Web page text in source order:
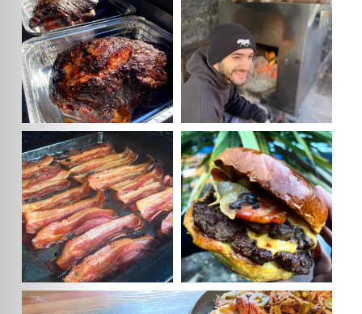
#pulledpork esperando su baño de
sidra natural...
Abr 15
No vamos a negaros que con este
frío las horas de
Feb 12
damelabrasa
El bacon de nuestras #burgers está
cocinado en...
Ene 17
damelabrasa
damelabrasa
#smashburger de primera para una
experiencia 🔝🙌....
Sep 17